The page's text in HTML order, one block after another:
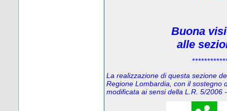
Buona
alle
La realizzazione di questa sezione
Regione Lombardia, con il sostegno
modificata ai sensi della L.R. 5/2006